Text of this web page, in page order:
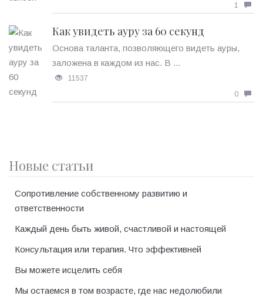
1
Как увидеть ауру за 60 секунд
Основа таланта, позволяющего видеть ауры,
заложена в каждом из нас. В ...
11537
0
Новые статьи
Сопротивление собственному развитию и
ответственности
Каждый день быть живой, счастливой и настоящей
Консультация или терапия. Что эффективней
Вы можете исцелить себя
Мы остаемся в том возрасте, где нас недолюбили